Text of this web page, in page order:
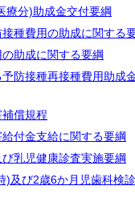
療分)助成金交付要綱
種費用の助成に関する
助成に関する要綱
防接種再接種費用助成
償規程
付金支給に関する要綱
乳児健康診査実施要綱
)及び2歳6か月児歯科検